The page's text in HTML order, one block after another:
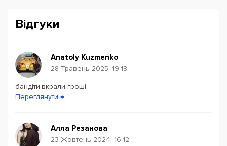
Відгуки
Anatoly Kuzmenko
28 Травень 2025, 19:18
бандіти,вкрали гроші.
Переглянути →
Алла Резанова
23 Жовтень 2024, 16:12